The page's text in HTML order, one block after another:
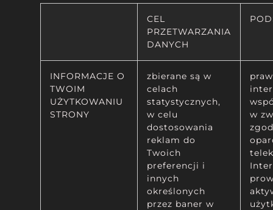
CEL
PRZETWARZANIA
DANYCH
INFORMACJE O
TWOIM
UŻYTKOWANIU
STRONY
zbierane są w
celach
statystycznych,
w celu
dostosowania
reklam do
Twoich
preferencji i
innych
określonych
przez baner w
w